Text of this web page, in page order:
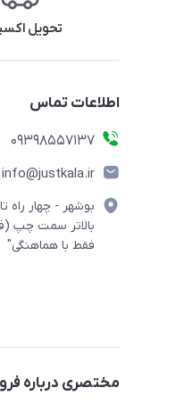
تحویل
اطلاعات تماس
09398557137
info@justkala.ir
بالاتر سمت چپ
فقط با هماهنگی"
مختصری درباره